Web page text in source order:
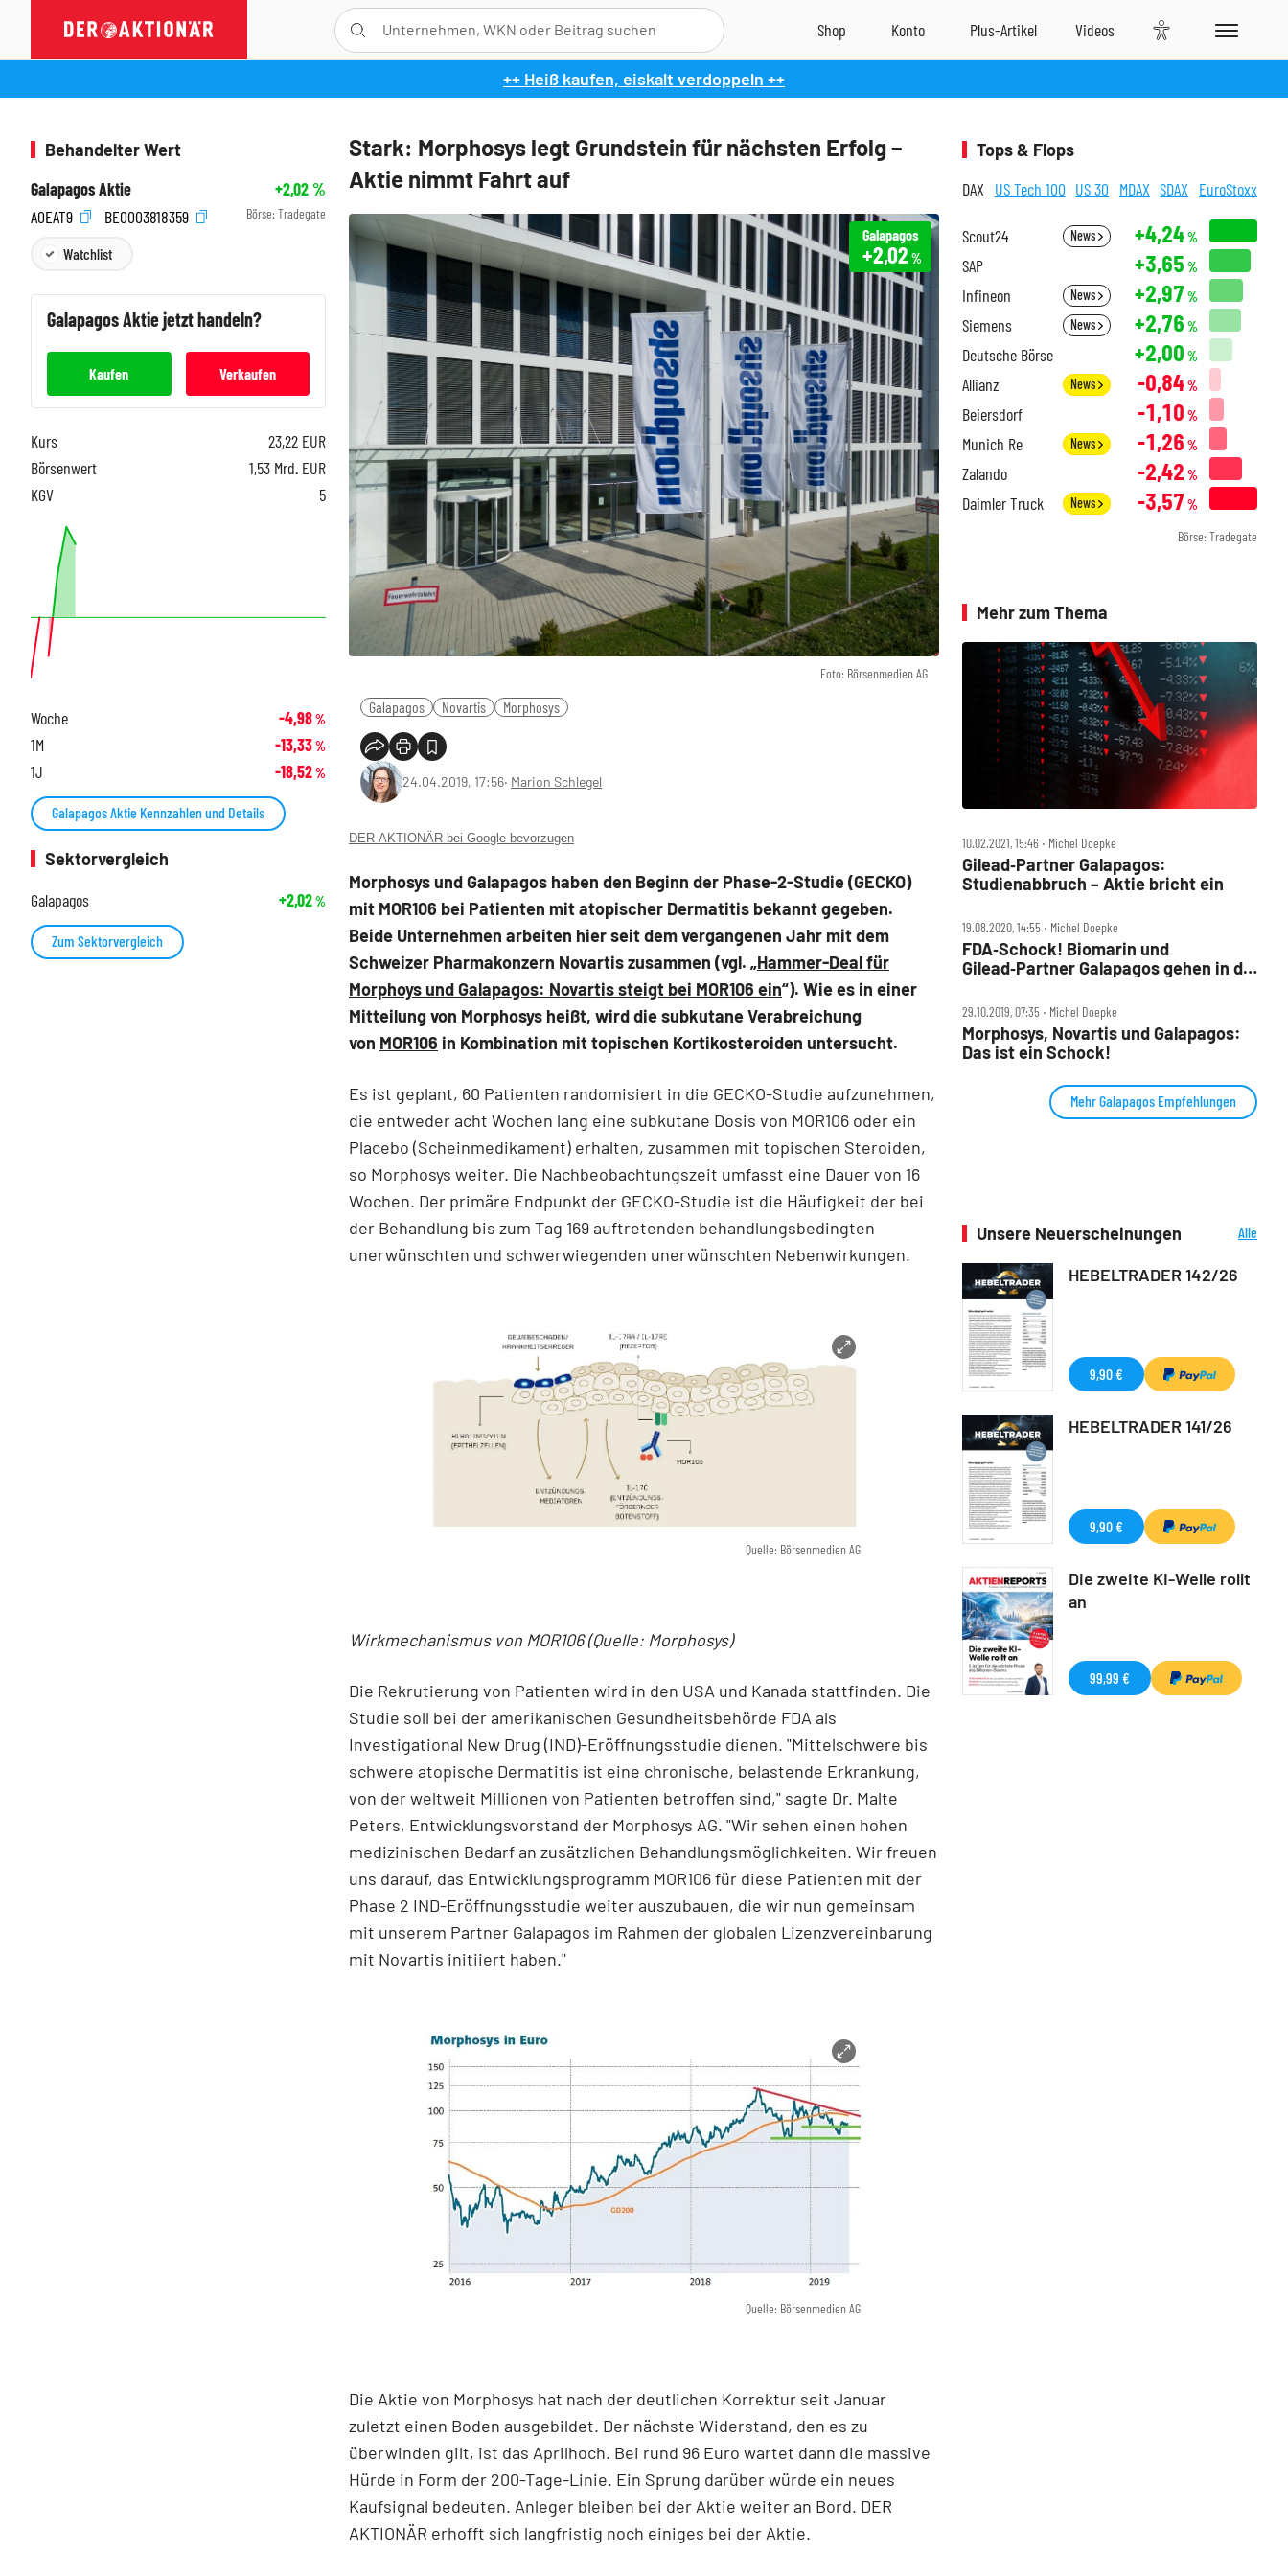
++ Heiß kaufen, eiskalt verdoppeln ++
Stark: Morphosys legt Grundstein für nächsten Erfolg –
Aktie nimmt Fahrt auf
Foto: Börsenmedien AG
Galapagos
+2,02%
Galapagos Novartis Morphosys
24.04.2019, 17:56‧ Marion Schlegel
DER AKTIONÄR bei Google bevorzugen
Morphosys und Galapagos haben den Beginn der Phase-2-Studie (GECKO)
mit MOR106 bei Patienten mit atopischer Dermatitis bekannt gegeben.
Beide Unternehmen arbeiten hier seit dem vergangenen Jahr mit dem
Schweizer Pharmakonzern Novartis zusammen (vgl. „Hammer-Deal für
Morphoys und Galapagos: Novartis steigt bei MOR106 ein“). Wie es in einer
Mitteilung von Morphosys heißt, wird die subkutane Verabreichung
von MOR106 in Kombination mit topischen Kortikosteroiden untersucht.
Es ist geplant, 60 Patienten randomisiert in die GECKO-Studie aufzunehmen,
die entweder acht Wochen lang eine subkutane Dosis von MOR106 oder ein
Placebo (Scheinmedikament) erhalten, zusammen mit topischen Steroiden,
so Morphosys weiter. Die Nachbeobachtungszeit umfasst eine Dauer von 16
Wochen. Der primäre Endpunkt der GECKO-Studie ist die Häufigkeit der bei
der Behandlung bis zum Tag 169 auftretenden behandlungsbedingten
unerwünschten und schwerwiegenden unerwünschten Nebenwirkungen.
Quelle: Börsenmedien AG
Wirkmechanismus von MOR106 (Quelle: Morphosys)
Die Rekrutierung von Patienten wird in den USA und Kanada stattfinden. Die
Studie soll bei der amerikanischen Gesundheitsbehörde FDA als
Investigational New Drug (IND)-Eröffnungsstudie dienen. "Mittelschwere bis
schwere atopische Dermatitis ist eine chronische, belastende Erkrankung,
von der weltweit Millionen von Patienten betroffen sind," sagte Dr. Malte
Peters, Entwicklungsvorstand der Morphosys AG. "Wir sehen einen hohen
medizinischen Bedarf an zusätzlichen Behandlungsmöglichkeiten. Wir freuen
uns darauf, das Entwicklungsprogramm MOR106 für diese Patienten mit der
Phase 2 IND-Eröffnungsstudie weiter auszubauen, die wir nun gemeinsam
mit unserem Partner Galapagos im Rahmen der globalen Lizenzvereinbarung
mit Novartis initiiert haben."
Quelle: Börsenmedien AG
Die Aktie von Morphosys hat nach der deutlichen Korrektur seit Januar
zuletzt einen Boden ausgebildet. Der nächste Widerstand, den es zu
überwinden gilt, ist das Aprilhoch. Bei rund 96 Euro wartet dann die massive
Hürde in Form der 200-Tage-Linie. Ein Sprung darüber würde ein neues
Kaufsignal bedeuten. Anleger bleiben bei der Aktie weiter an Bord. DER
AKTIONÄR erhofft sich langfristig noch einiges bei der Aktie.
Behandelter Wert
Galapagos Aktie
+2,02%
A0EAT9
BE0003818359 Börse: Tradegate
Watchlist
GalapagosAktie jetzt handeln?
Kaufen Verkaufen
Kurs 23,22 EUR
Börsenwert
1,53 Mrd. EUR
KGV
5
Woche -4,98%
1M -13,33%
1J -18,52%
Galapagos Aktie Kennzahlen und Details
Sektorvergleich
Galapagos
+2,02%
Zum Sektorvergleich
Tops & Flops
DAX US Tech 100 US 30 MDAX SDAX EuroStoxx
Scout24 News +4,24%
SAP +3,65 %
Infineon News +2,97 %
Siemens News +2,76 %
Deutsche Börse +2,00 %
Allianz News -0,84%
Beiersdorf -1,10 %
Munich Re News -1,26 %
Zalando -2,42 %
Daimler Truck News -3,57 %
Börse: Tradegate
Mehr zum Thema
10.02.2021, 15:46 ‧ Michel Doepke
Gilead‑Partner Galapagos:
Studienabbruch – Aktie bricht ein
19.08.2020, 14:55 ‧ Michel Doepke
FDA‑Schock! Biomarin und
Gilead‑Partner Galapagos gehen in die
29.10.2019, 07:35 ‧ Michel Doepke
Morphosys, Novartis und Galapagos:
Das ist ein Schock!
Mehr Galapagos Empfehlungen
Unsere Neuerscheinungen
Alle
HEBELTRADER 142/26
9,90 €
HEBELTRADER 141/26
9,90 €
Die zweite KI-Welle rollt
an
99,99 €